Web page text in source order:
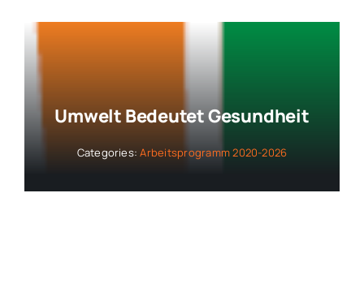
Umwelt Bedeutet Gesundheit
Categories:Arbeitsprogramm 2020-2026